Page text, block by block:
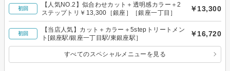
初回
【人気NO.2】似合わせカット＋透明感カラー＋2
ステップトリ￥13,300［銀座］［銀座一丁目］
￥13,300
初回
【当店人気】カット＋カラー＋5stepトリートメン
ト[銀座駅/銀座一丁目駅/東銀座駅］
￥16,720
すべてのスペシャルメニューを見る